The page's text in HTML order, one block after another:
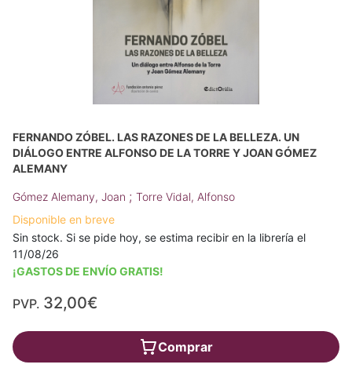
FERNANDO ZÓBEL. LAS RAZONES DE LA BELLEZA. UN
DIÁLOGO ENTRE ALFONSO DE LA TORRE Y JOAN GÓMEZ
ALEMANY
Gómez Alemany, Joan ; Torre Vidal, Alfonso
Disponible en breve
Sin stock. Si se pide hoy, se estima recibir en la librería el
11/08/26
¡GASTOS DE ENVÍO GRATIS!
PVP. 32,00€
Comprar